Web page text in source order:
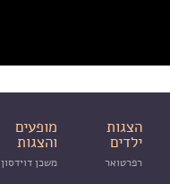
הצגות
ילדים
מופעים
והצגות
רפרטואר
משכן דוידסון